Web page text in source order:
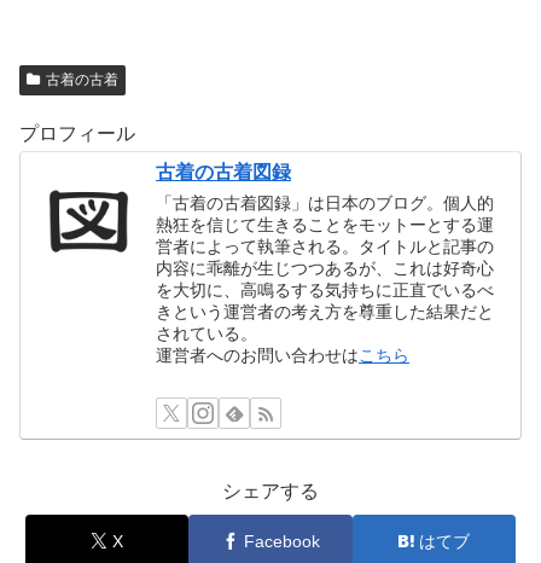
古着の古着
プロフィール
古着の古着図録
「古着の古着図録」は日本のブログ。個人的
熱狂を信じて生きることをモットーとする運
営者によって執筆される。タイトルと記事の
内容に乖離が生じつつあるが、これは好奇心
を大切に、高鳴るする気持ちに正直でいるべ
きという運営者の考え方を尊重した結果だと
されている。
運営者へのお問い合わせはこちら
シェアする
X Facebook はてブ